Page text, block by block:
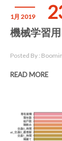
1月 2019
機械学習
Posted By : Boomin
READ MORE